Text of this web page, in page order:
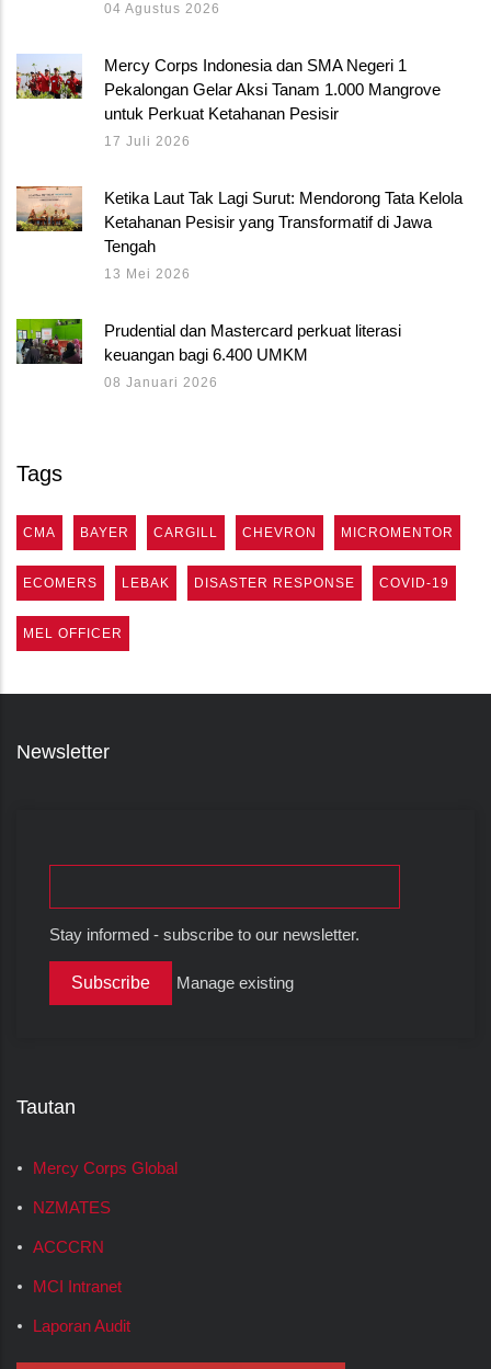
04 Agustus 2026
Mercy Corps Indonesia dan SMA Negeri 1
Pekalongan Gelar Aksi Tanam 1.000 Mangrove
untuk Perkuat Ketahanan Pesisir
17 Juli 2026
Ketika Laut Tak Lagi Surut: Mendorong Tata Kelola
Ketahanan Pesisir yang Transformatif di Jawa
Tengah
13 Mei 2026
Prudential dan Mastercard perkuat literasi
keuangan bagi 6.400 UMKM
08 Januari 2026
Tags
CMA BAYER CARGILL CHEVRON MICROMENTOR
ECOMERS LEBAK DISASTER RESPONSE COVID-19
MEL OFFICER
Newsletter
Stay informed - subscribe to our newsletter.
Manage existing
Tautan
Mercy Corps Global
NZMATES
ACCCRN
MCI Intranet
Laporan Audit